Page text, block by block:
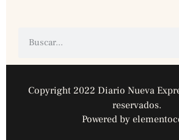
Copyright 2022 Diario Nueva
reservados.
Powered by